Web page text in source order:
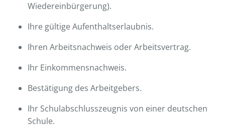
Wiedereinbürgerung).
Ihre gültige Aufenthaltserlaubnis.
Ihren Arbeitsnachweis oder Arbeitsvertrag.
Ihr Einkommensnachweis.
Bestätigung des Arbeitgebers.
Ihr Schulabschlusszeugnis von einer deutschen
Schule.